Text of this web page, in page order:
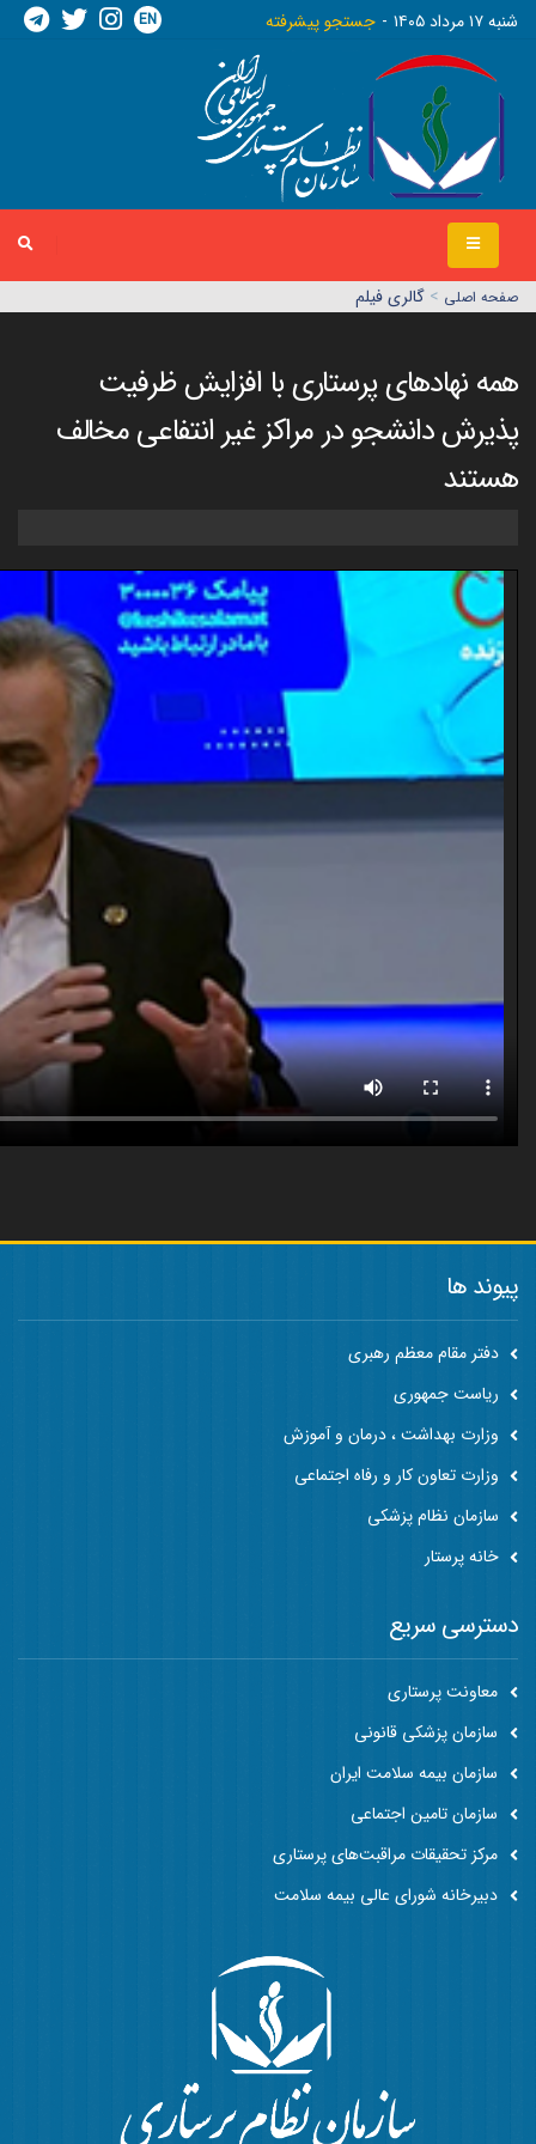
شنبه ١٧ مرداد ١٤٠٥ جستجو پیشرفته EN
صفحه اصلي > گالری فیلم
همه نهادهای پرستاری با افزایش ظرفیت
پذیرش دانشجو در مراکز غیر انتفاعی مخالف
هستند
پیوند ها
دفتر مقام معظم رهبری
ریاست جمهوری
وزارت بهداشت ، درمان و آموزش
وزارت تعاون کار و رفاه اجتماعی
سازمان نظام پزشکی
خانه پرستار
دسترسی سریع
معاونت پرستاری
سازمان پزشکی قانونی
سازمان بیمه سلامت ایران
سازمان تامین اجتماعی
مرکز تحقیقات مراقبت‌های پرستاری
دبیرخانه شورای عالی بیمه سلامت